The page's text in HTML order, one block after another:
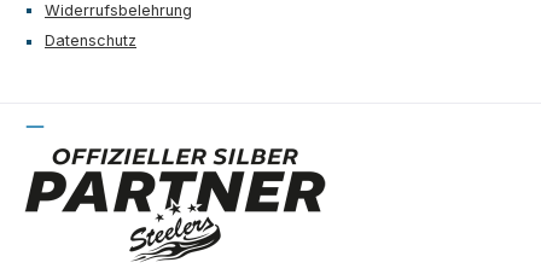
Widerrufsbelehrung
Datenschutz